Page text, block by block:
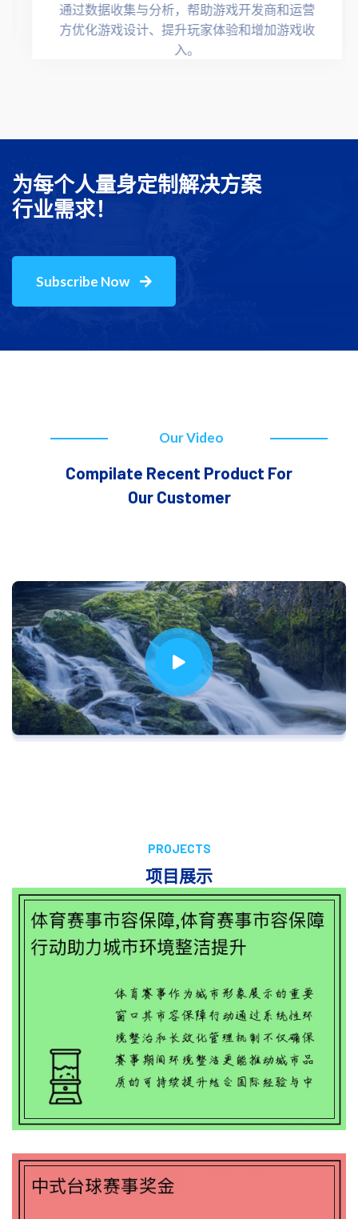
通过数据收集与分析，帮助游戏开发商和运营
方优化游戏设计、提升玩家体验和增加游戏收
入。
为每个人量身定制解决方案
行业需求！
Subscribe Now
Our Video
Compilate Recent Product For
Our Customer
PROJECTS
项目展示
中式台球赛事奖金